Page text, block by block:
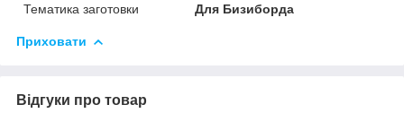
Тематика заготовки
Для Бизиборда
Приховати
Відгуки про товар